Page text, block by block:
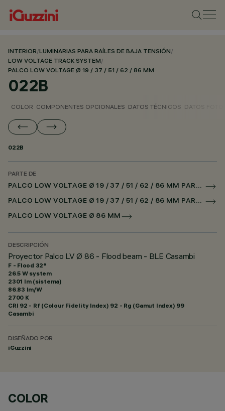
INTERIOR/LUMINARIAS PARA RAÍLES DE BAJA TENSIÓN/
LOW VOLTAGE TRACK SYSTEM/
PALCO LOW VOLTAGE Ø 19 / 37 / 51 / 62 / 86 MM
022B
COLOR COMPONENTES OPCIONALES DATOS TÉCNICOS DATOS
022B
PARTE DE
PALCO LOW VOLTAGE Ø 19 / 37 / 51 / 62 / 86 MM PARA RAÌL LOW VOLTAGE CASAMBI
PALCO LOW VOLTAGE Ø 19 / 37 / 51 / 62 / 86 MM PARA SUPERRAIL CASAMBI
PALCO LOW VOLTAGE Ø 86 MM
DESCRIPCIÓN
Proyector Palco LV Ø 86 - Flood beam - BLE Casambi
F - Flood 32°
26.5 W system
2301 lm (sistema)
86.83 lm/W
2700 K
CRI 92 - Rf (Colour Fidelity Index) 92 - Rg (Gamut Index) 99
Casambi
DISEÑADO POR
iGuzzini
COLOR